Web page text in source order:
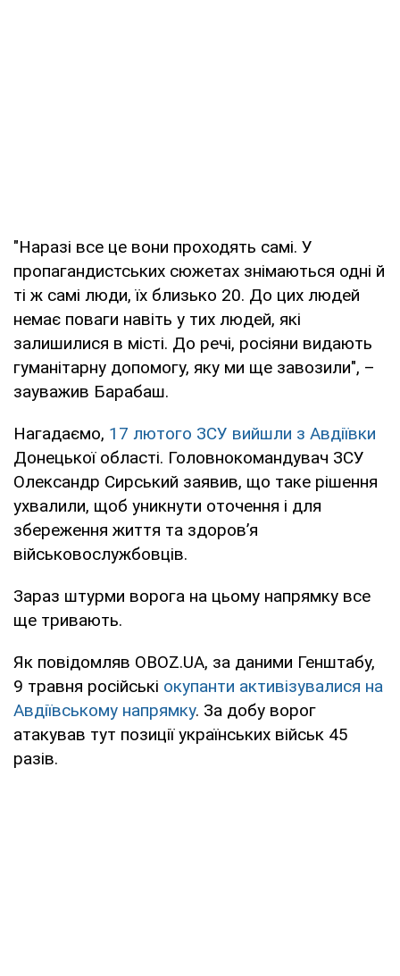
"Наразі все це вони проходять самі. У
пропагандистських сюжетах знімаються одні й
ті ж самі люди, їх близько 20. До цих людей
немає поваги навіть у тих людей, які
залишилися в місті. До речі, росіяни видають
гуманітарну допомогу, яку ми ще завозили", –
зауважив Барабаш.
Нагадаємо, 17 лютого ЗСУ вийшли з Авдіївки
Донецької області. Головнокомандувач ЗСУ
Олександр Сирський заявив, що таке рішення
ухвалили, щоб уникнути оточення і для
збереження життя та здоров’я
військовослужбовців.
Зараз штурми ворога на цьому напрямку все
ще тривають.
Як повідомляв OBOZ.UA, за даними Генштабу,
9 травня російські окупанти активізувалися на
Авдіївському напрямку. За добу ворог
атакував тут позиції українських військ 45
разів.